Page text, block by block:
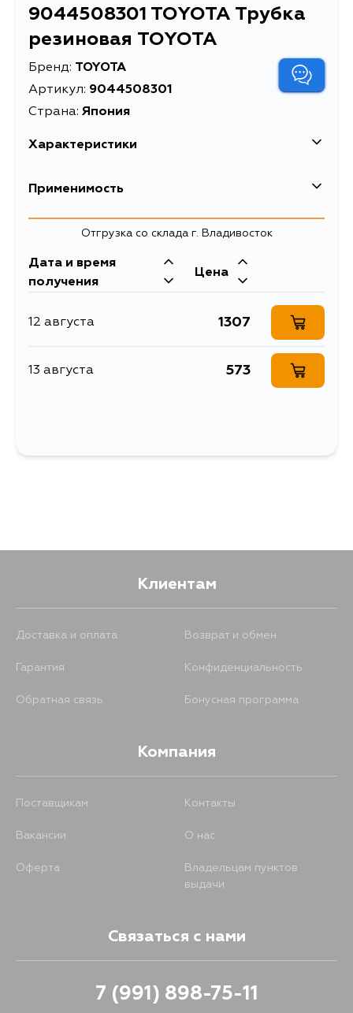
9044508301 TOYOTA Трубка
резиновая TOYOTA
Бренд: TOYOTA
Артикул: 9044508301
Страна: Япония
Характеристики
Применимость
Отгрузка со склада г. Владивосток
Дата и время
получения
Цена
12 августа 1307
13 августа 573
Клиентам
Доставка и оплата Возврат и обмен
Гарантия Конфиденциальность
Обратная связь Бонусная программа
Компания
Поставщикам Контакты
Вакансии О нас
Оферта
Владельцам пунктов
выдачи
Связаться с нами
7 (991) 898-75-11